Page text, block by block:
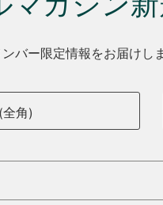
バー限定情報をお届けし
角)